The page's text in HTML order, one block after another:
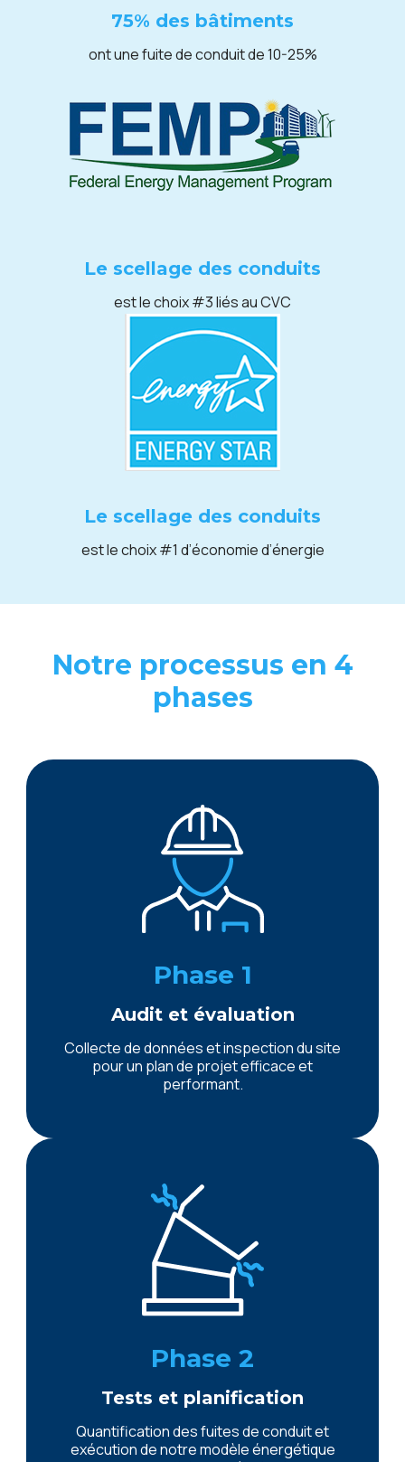
75% des bâtiments
ont une fuite de conduit de 10-25%
Le scellage des conduits
est le choix #3 liés au CVC
Le scellage des conduits
est le choix #1 d’économie d’énergie
Notre processus en 4
phases
Phase 1
Audit et évaluation
Collecte de données et inspection du site
pour un plan de projet efficace et
performant.
Phase 2
Tests et planification
Quantification des fuites de conduit et
exécution de notre modèle énergétique